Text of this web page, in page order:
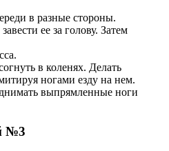
в разные стороны.
ее за голову. Затем
в коленях. Делать
ногами езду на нем.
выпрямленные ноги
№3